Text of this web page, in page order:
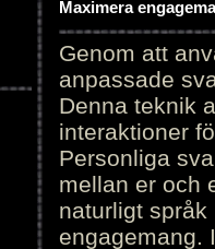
Maximera
Genom att
anpassade
Denna teknik
interaktioner
Personliga
mellan er och
naturligt
engagemang.